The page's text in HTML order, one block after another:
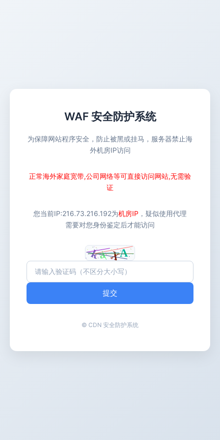
WAF 安全防护系统
为保障网站程序安全，防止被黑或挂马，服务器禁止海
外机房IP访问
正常海外家庭宽带,公司网络等可直接访问网站,无需验
证
您当前IP:216.73.216.192为机房IP ，疑似使用代理
需要对您身份鉴定后才能访问
提交
© CDN 安全防护系统